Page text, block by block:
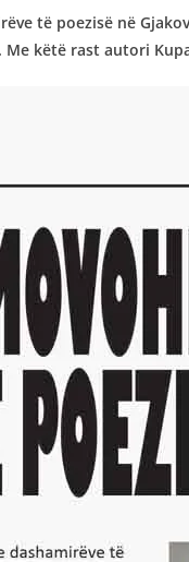
të poezisë në
këtë rast autori